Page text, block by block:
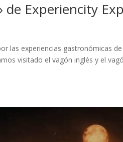
de Experiencity
las experiencias gastronómicas
visitado el vagón inglés y el